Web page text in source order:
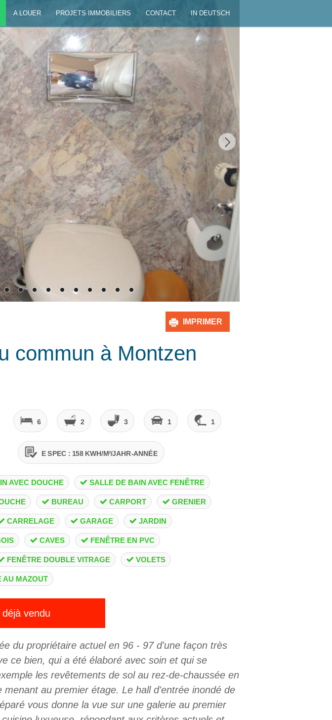
A LOUER PROJETS IMMOBILIERS CONTACT IN DEUTSCH
IMPRIMER
commun à Montzen
6 2 3 1 1
E SPEC : 158 KWH/M²/JAHR-ANNÉE
AVEC DOUCHE SALLE DE BAIN AVEC FENÊTRE
BUREAU CARPORT GRENIER
CARRELAGE GARAGE JARDIN
CAVES FENÊTRE EN PVC
FENÊTRE DOUBLE VITRAGE VOLETS
AU MAZOUT
vendu
du propriétaire actuel en 96 - 97 d'une façon très
ce bien, qui a été élaboré avec soin et qui se
les revêtements de sol au rez-de-chaussée en
au premier étage. Le hall d'entrée inondé de
vous donne la vue sur une galerie au premier